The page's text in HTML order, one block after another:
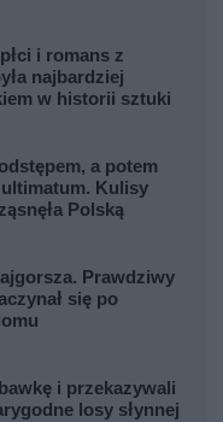
i romans z
najbardziej
w historii sztuki
a potem
Kulisy
Polską
Prawdziwy
się po
i przekazywali
losy słynnej